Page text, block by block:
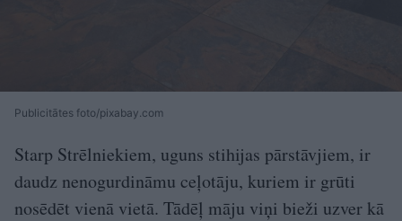
Publicitātes foto/pixabay.com
Starp Strēlniekiem, uguns stihijas pārstāvjiem, ir
daudz nenogurdināmu ceļotāju, kuriem ir grūti
nosēdēt vienā vietā. Tādēļ māju viņi bieži uzver kā